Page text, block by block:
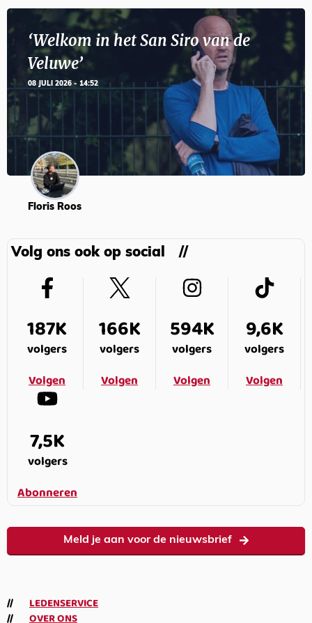
‘Welkom in het San Siro van de
Veluwe’
08 JULI 2026 - 14:52
Floris Roos
Volg ons ook op social
187K
volgers
Volgen
166K
volgers
Volgen
594K
volgers
Volgen
9,6K
volgers
Volgen
7,5K
volgers
Abonneren
Meld je aan voor de nieuwsbrief
LEDENSERVICE
OVER ONS